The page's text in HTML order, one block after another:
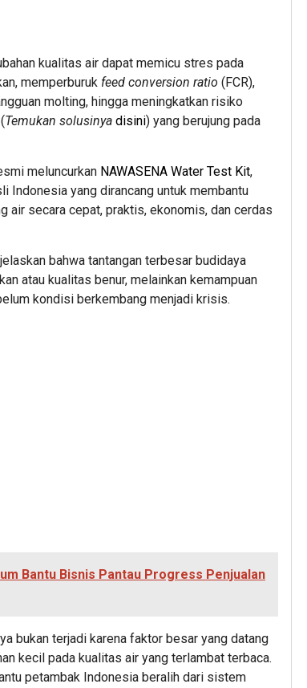
kualitas air dapat memicu stres pada
memperburuk feed conversion ratio (FCR),
molting, hingga meningkatkan risiko
(Temukan solusinya disini) yang berujung pada
meluncurkan NAWASENA Water Test Kit,
Indonesia yang dirancang untuk membantu
air secara cepat, praktis, ekonomis, dan cerdas
bahwa tantangan terbesar budidaya
atau kualitas benur, melainkan kemampuan
kondisi berkembang menjadi krisis.
Bantu Bisnis Pantau Progress Penjualan
bukan terjadi karena faktor besar yang datang
kecil pada kualitas air yang terlambat terbaca.
petambak Indonesia beralih dari sistem